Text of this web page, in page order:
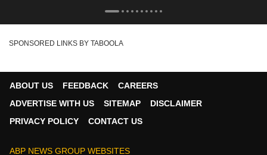
SPONSORED LINKS BY TABOOLA
ABOUT US FEEDBACK
CAREERS
ADVERTISE WITH US
SITEMAP
DISCLAIMER
PRIVACY POLICY
CONTACT US
ABP NEWS GROUP WEBSITES